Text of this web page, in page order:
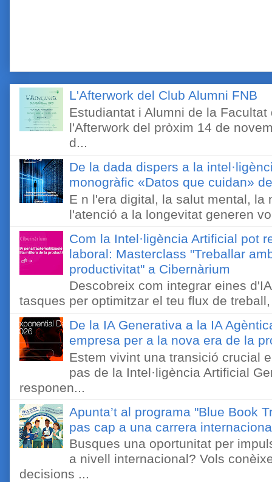
L'Afterwork del Club Alumni FNB
Estudiantat i Alumni de la
l'Afterwork del pròxim 14 de
d...
De la dada dispers a la
monogràfic «Datos que cuidan»
E n l'era digital, la salut mental, la
l'atenció a la longevitat generen
Com la Intel·ligència Artificial pot
laboral: Masterclass "Treballar
productivitat" a Cibernàrium
Descobreix com integrar eines
tasques per optimitzar el teu flux de
De la IA Generativa a la IA
empresa per a la nova era de la
Estem vivint una transició crucial
pas de la Intel·ligència Artificial
responen...
Apunta’t al programa "Blue Book
pas cap a una carrera
Busques una oportunitat per
a nivell internacional? Vols
decisions ...